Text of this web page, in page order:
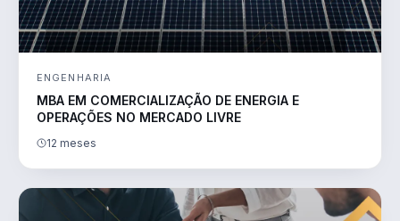
ENGENHARIA
MBA EM COMERCIALIZAÇÃO DE ENERGIA E
OPERAÇÕES NO MERCADO LIVRE
12 meses